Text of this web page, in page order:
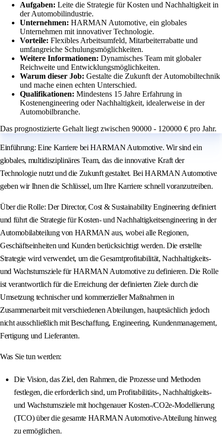
Aufgaben: Leite die Strategie für Kosten und Nachhaltigkeit in
der Automobilindustrie.
Unternehmen: HARMAN Automotive, ein globales
Unternehmen mit innovativer Technologie.
Vorteile: Flexibles Arbeitsumfeld, Mitarbeiterrabatte und
umfangreiche Schulungsmöglichkeiten.
Weitere Informationen: Dynamisches Team mit globaler
Reichweite und Entwicklungsmöglichkeiten.
Warum dieser Job: Gestalte die Zukunft der Automobiltechnik
und mache einen echten Unterschied.
Qualifikationen: Mindestens 15 Jahre Erfahrung in
Kostenengineering oder Nachhaltigkeit, idealerweise in der
Automobilbranche.
Das prognostizierte Gehalt liegt zwischen 90000 - 120000 € pro Jahr.
Einführung: Eine Karriere bei HARMAN Automotive. Wir sind ein
globales, multidisziplinäres Team, das die innovative Kraft der
Technologie nutzt und die Zukunft gestaltet. Bei HARMAN Automotive
geben wir Ihnen die Schlüssel, um Ihre Karriere schnell voranzutreiben.
Über die Rolle: Der Director, Cost & Sustainability Engineering definiert
und führt die Strategie für Kosten- und Nachhaltigkeitsengineering in der
Automobilabteilung von HARMAN aus, wobei alle Regionen,
Geschäftseinheiten und Kunden berücksichtigt werden. Die erstellte
Strategie wird verwendet, um die Gesamtprofitabilität, Nachhaltigkeits-
und Wachstumsziele für HARMAN Automotive zu definieren. Die Rolle
ist verantwortlich für die Erreichung der definierten Ziele durch die
Umsetzung technischer und kommerzieller Maßnahmen in
Zusammenarbeit mit verschiedenen Abteilungen, hauptsächlich jedoch
nicht ausschließlich mit Beschaffung, Engineering, Kundenmanagement,
Fertigung und Lieferanten.
Was Sie tun werden:
Die Vision, das Ziel, den Rahmen, die Prozesse und Methoden
festlegen, die erforderlich sind, um Profitabilitäts-, Nachhaltigkeits-
und Wachstumsziele mit hochgenauer Kosten-/CO2e-Modellierung
(TCO) über die gesamte HARMAN Automotive-Abteilung hinweg
zu ermöglichen.